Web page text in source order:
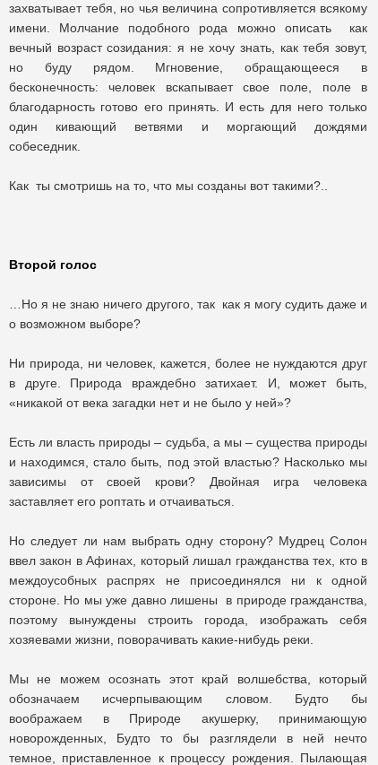
захватывает тебя, но чья величина сопротивляется всякому
имени. Молчание подобного рода можно описать как
вечный возраст созидания: я не хочу знать, как тебя зовут,
но буду рядом. Мгновение, обращающееся в
бесконечность: человек вскапывает свое поле, поле в
благодарность готово его принять. И есть для него только
один кивающий ветвями и моргающий дождями
собеседник.
Как ты смотришь на то, что мы созданы вот такими?..
Второй голос
…Но я не знаю ничего другого, так как я могу судить даже и
о возможном выборе?
Ни природа, ни человек, кажется, более не нуждаются друг
в друге. Природа враждебно затихает. И, может быть,
«никакой от века загадки нет и не было у ней»?
Есть ли власть природы – судьба, а мы – существа природы
и находимся, стало быть, под этой властью? Насколько мы
зависимы от своей крови? Двойная игра человека
заставляет его роптать и отчаиваться.
Но следует ли нам выбрать одну сторону? Мудрец Солон
ввел закон в Афинах, который лишал гражданства тех, кто в
междоусобных распрях не присоединялся ни к одной
стороне. Но мы уже давно лишены в природе гражданства,
поэтому вынуждены строить города, изображать себя
хозяевами жизни, поворачивать какие-нибудь реки.
Мы не можем осознать этот край волшебства, который
обозначаем исчерпывающим словом. Будто бы
воображаем в Природе акушерку, принимающую
новорожденных, Будто то бы разглядели в ней нечто
темное, приставленное к процессу рождения. Пылающая